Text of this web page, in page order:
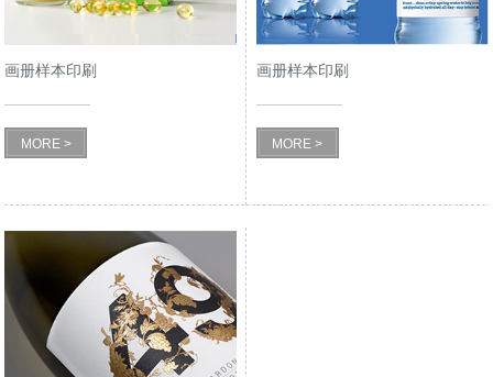
画册样本印刷
MORE >
画册样本印刷
MORE >